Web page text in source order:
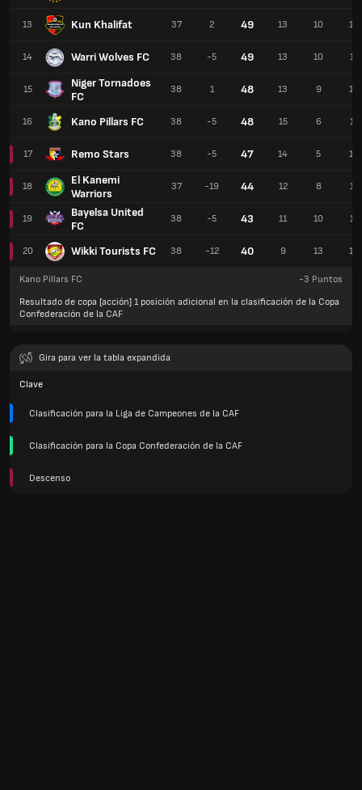
13 Kun Khalifat
14 Warri Wolves FC
15
Niger Tornadoes
FC
16 Kano Pillars FC
17 Remo Stars
18
El Kanemi
Warriors
19
Bayelsa United
FC
20 Wikki Tourists FC
37 2 49 13 10 14
38 -5 49 13 10 15
38 1 48 13 9 16
38 -5 48 15 6 17
38 -5 47 14 5 19
37 -19 44 12 8 17
38 -5 43 11 10 17
38 -12 40 9 13 16
Kano Pillars FC -3 Puntos
Resultado de copa [acción] 1 posición adicional en la clasificación de la Copa
Confederación de la CAF
Gira para ver la tabla expandida
Clave
Clasificación para la Liga de Campeones de la CAF
Clasificación para la Copa Confederación de la CAF
Descenso